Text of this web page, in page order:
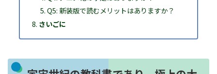
Q5: 新装版で読むメリットはありますか？
さいごに